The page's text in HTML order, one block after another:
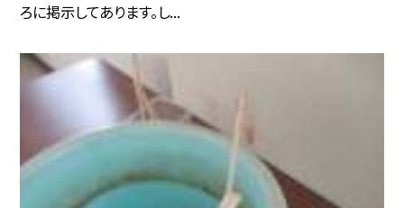
ろに掲示してあります。し...